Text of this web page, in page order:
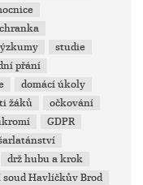
studie
přání
domácí úkoly
žáků
očkování
GDPR
drž hubu a krok
soud Havlíčkův Brod